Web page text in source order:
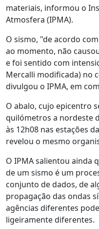
materiais, informou o
Atmosfera (IPMA).
O sismo, "de acordo
ao momento, não
e foi sentido com
Mercalli modificada) no
divulgou o IPMA, em
O abalo, cujo epicentro
quilómetros a nordeste
às 12h08 nas estações
revelou o mesmo
O IPMA salientou ainda
de um sismo é um
conjunto de dados, de
propagação das ondas
agências diferentes
ligeiramente diferentes.